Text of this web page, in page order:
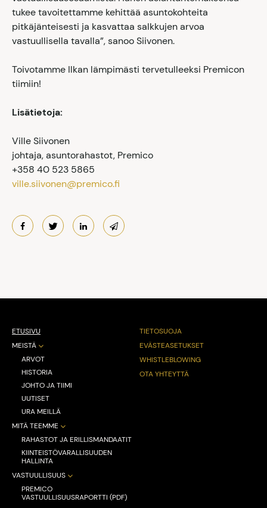
tukee tavoitettamme kehittää asuntokohteita
pitkäjänteisesti ja kasvattaa salkkujen arvoa
vastuullisella tavalla”, sanoo Siivonen.
Toivotamme Ilkan lämpimästi tervetulleeksi Premicon
tiimiin!
Lisätietoja:
Ville Siivonen
johtaja, asuntorahastot, Premico
+358 40 523 5865
ville.siivonen@premico.fi
ETUSIVU
MEISTÄ
ARVOT
HISTORIA
JOHTO JA TIIMI
UUTISET
URA MEILLÄ
MITÄ TEEMME
RAHASTOT JA ERILLISMANDAATIT
KIINTEISTÖVARALLISUUDEN
HALLINTA
VASTUULLISUUS
PREMICO
VASTUULLISUUSRAPORTTI (PDF)
TIETOSUOJA
EVÄSTEASETUKSET
WHISTLEBLOWING
OTA YHTEYTTÄ